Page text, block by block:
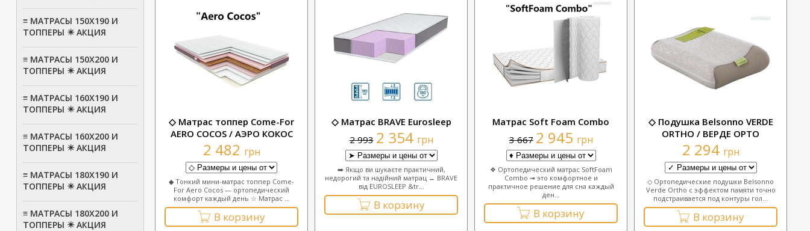
≡ МАТРАСЫ 150Х190 И
ТОППЕРЫ ✴️ АКЦИЯ
≡ МАТРАСЫ 150Х200 И
ТОППЕРЫ ✴️ АКЦИЯ
≡ МАТРАСЫ 160Х190 И
ТОППЕРЫ ✴️ АКЦИЯ
≡ МАТРАСЫ 160Х200 И
ТОППЕРЫ ✴️ АКЦИЯ
≡ МАТРАСЫ 180Х190 И
ТОППЕРЫ ✴️ АКЦИЯ
≡ МАТРАСЫ 180Х200 И
ТОППЕРЫ ✴️ АКЦИЯ
◇ Матрас топпер Come-For
AERO COCOS / АЭРО КОКОС
2 482 грн
◆ Тонкий мини-матрас топпер Come-
For Aero Cocos — ортопедический
комфорт каждый день ☆ Матрас ...
В корзину
◇ Матрас BRAVE Eurosleep
2 993 2 354 грн
➡️ Якщо ви шукаєте практичний,
недорогий та надійний матрац ↔ BRAVE
від EUROSLEEP &tr...
В корзину
Матрас Soft Foam Combo
3 667 2 945 грн
❖ Ортопедический матрас SoftFoam
Combo ➟ это комфортное и
практичное решение для сна каждый
ден...
В корзину
◇ Подушка Belsonno VERDE
ORTHO / ВЕРДЕ ОРТО
2 294 грн
◇ Ортопедические подушки Belsonno
Verde Ortho с эффектом памяти точно
подстраивается под контуры гол...
В корзину